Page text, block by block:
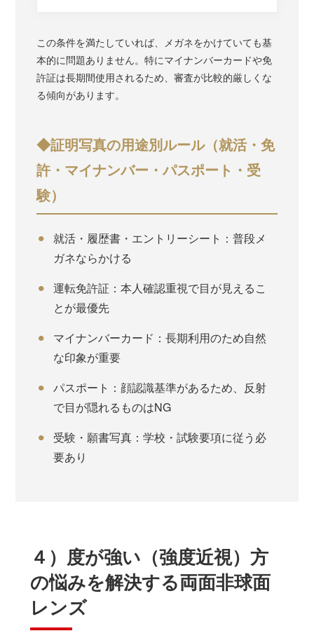
この条件を満たしていれば、メガネをかけていても基
本的に問題ありません。特にマイナンバーカードや免
許証は長期間使用されるため、審査が比較的厳しくな
る傾向があります。
◆証明写真の用途別ルール（就活・免
許・マイナンバー・パスポート・受
験）
就活・履歴書・エントリーシート：普段メ
ガネならかける
運転免許証：本人確認重視で目が見えるこ
とが最優先
マイナンバーカード：長期利用のため自然
な印象が重要
パスポート：顔認識基準があるため、反射
で目が隠れるものはNG
受験・願書写真：学校・試験要項に従う必
要あり
４）度が強い（強度近視）方
の悩みを解決する両面非球面
レンズ